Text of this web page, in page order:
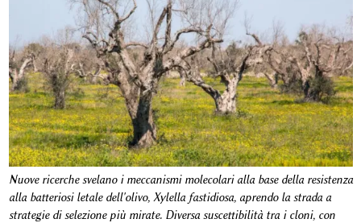
Nuove ricerche svelano i meccanismi molecolari alla base della resistenza
alla batteriosi letale dell'olivo, Xylella fastidiosa, aprendo la strada a
strategie di selezione più mirate. Diversa suscettibilità tra i cloni, con